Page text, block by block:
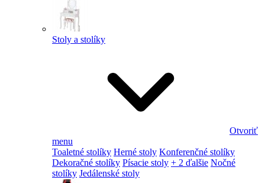
Stoly a stolíky
Otvoriť
menu
Toaletné stolíky Herné stoly Konferenčné stolíky
Dekoračné stolíky Písacie stoly + 2 ďalšie Nočné
stolíky Jedálenské stoly